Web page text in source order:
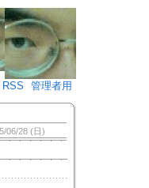
♪)÷2
RSS 管理者用
06/28 (日)